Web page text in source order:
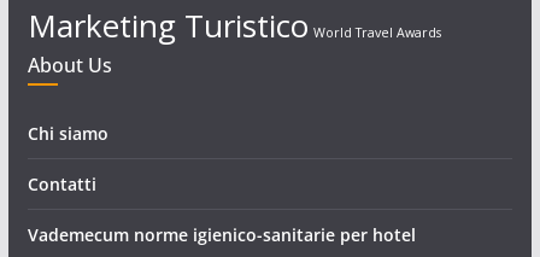
Marketing Turistico World Travel Awards
About Us
Chi siamo
Contatti
Vademecum norme igienico-sanitarie per hotel